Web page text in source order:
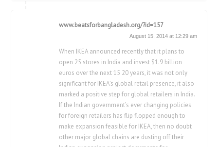
www.beatsforbangladesh.org/?id=157
August 15, 2014 at 12:29 am
When IKEA announced recently that it plans to
open 25 stores in India and invest $1.9 billion
euros over the next 15 20 years, it was not only
significant for IKEA’s global retail presence, it also
marked a positive step for global retailers in India.
If the Indian government’s ever changing policies
for foreign retailers has flip flopped enough to
make expansion feasible for IKEA, then no doubt
other major global chains are dusting off their